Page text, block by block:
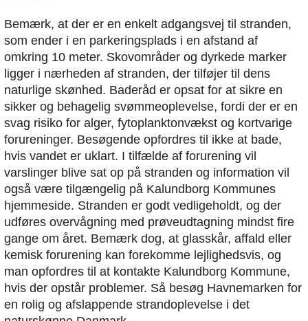
Bemærk, at der er en enkelt adgangsvej til stranden,
som ender i en parkeringsplads i en afstand af
omkring 10 meter. Skovområder og dyrkede marker
ligger i nærheden af stranden, der tilføjer til dens
naturlige skønhed. Baderåd er opsat for at sikre en
sikker og behagelig svømmeoplevelse, fordi der er en
svag risiko for alger, fytoplanktonvækst og kortvarige
forureninger. Besøgende opfordres til ikke at bade,
hvis vandet er uklart. I tilfælde af forurening vil
varslinger blive sat op på stranden og information vil
også være tilgængelig på Kalundborg Kommunes
hjemmeside. Stranden er godt vedligeholdt, og der
udføres overvågning med prøveudtagning mindst fire
gange om året. Bemærk dog, at glasskår, affald eller
kemisk forurening kan forekomme lejlighedsvis, og
man opfordres til at kontakte Kalundborg Kommune,
hvis der opstår problemer. Så besøg Havnemarken for
en rolig og afslappende strandoplevelse i det